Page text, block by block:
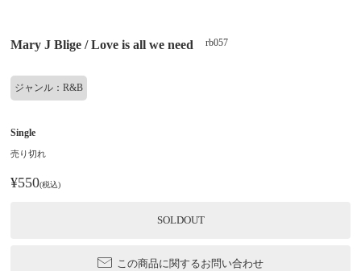
Mary J Blige / Love is all we need rb057
ジャンル：R&B
Single
売り切れ
¥550(税込)
SOLDOUT
この商品に関するお問い合わせ